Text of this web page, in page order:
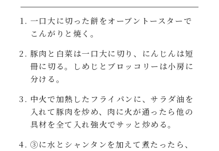
クリスマス
年末年始
その他
一口大に切った餅をオーブントースターで
こんがりと焼く。
豚肉と白菜は一口大に切り、にんじんは短
冊に切る。しめじとブロッコリーは小房に
分ける。
中火で加熱したフライパンに、サラダ油を
入れて豚肉を炒め、肉に火が通ったら他の
具材を全て入れ強火でサッと炒める。
③に水とシャンタンを加えて煮たったら、